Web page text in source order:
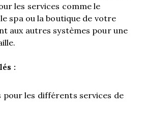
les services comme le
spa ou la boutique de votre
aux autres systèmes pour une
:
pour les différents services de